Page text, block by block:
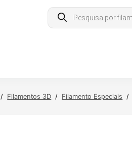
Products
search
/ Filamentos 3D / Filamento Especiais /